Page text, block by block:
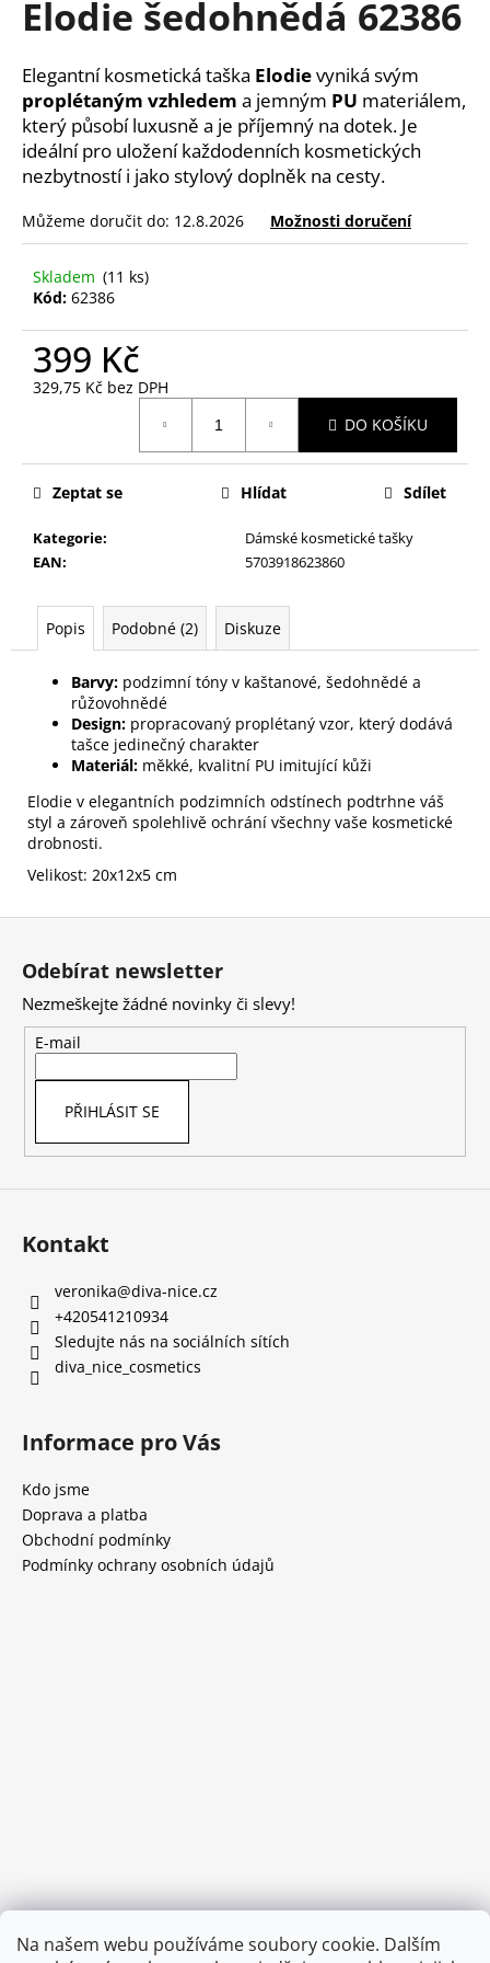
Na našem webu používáme soubory cookie. Dalším
Elodie šedohnědá 62386
Elegantní kosmetická taška Elodievyniká svým
proplétaným vzhledem a jemným PU materiálem,
který působí luxusně a je příjemný na dotek. Je
ideální pro uložení každodenních kosmetických
nezbytností i jako stylový doplněk na cesty.
Můžeme doručit do: 12.8.2026 Možnosti doručení
Skladem (11 ks)
Kód: 62386
399 Kč
329,75 Kč bez DPH
DO KOŠÍKU
Kategorie:
Dámské kosmetické tašky
EAN: 5703918623860
Zeptat se Hlídat Sdílet
Popis Podobné (2) Diskuze
Barvy: podzimní tóny v kaštanové, šedohnědé a
růžovohnědé
Design: propracovaný proplétaný vzor, který dodává
tašce jedinečný charakter
Materiál: měkké, kvalitní PU imitující kůži
Elodie v elegantních podzimních odstínech podtrhne váš
styl a zároveň spolehlivě ochrání všechny vaše kosmetické
drobnosti.
Velikost: 20x12x5 cm
a
í
t
?
D
o
p
u
e
SAFÍROVÝ
NEHTY
MALÝ
59
Kč
Z
Odebírat newsletter
Nezmeškejte žádné novinky či slevy!
E-mail
PŘIHLÁSIT SE
Kontakt
veronika@diva-nice.cz
+420541210934
Sledujte nás na sociálních sítích
diva_nice_cosmetics
Informace pro Vás
Kdo jsme
Doprava a platba
Obchodní podmínky
Podmínky ochrany osobních údajů
Provozní doba:
8.00 - 15.00 hod (pondělí - pátek)